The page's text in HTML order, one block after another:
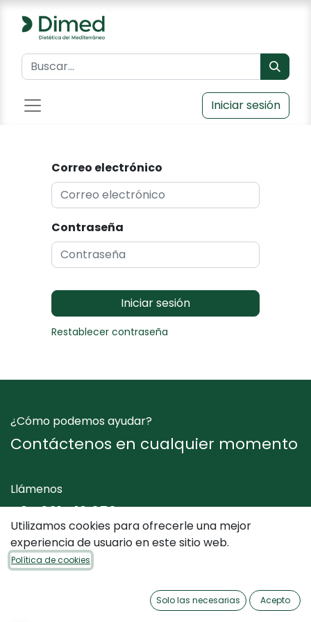
Iniciar sesión
Correo electrónico
Contraseña
Iniciar sesión
Restablecer contraseña
¿Cómo podemos ayudar?
Contáctenos en cualquier momento
Llámenos
+34 961 412 050
Envíenos un mensaje
Utilizamos cookies para ofrecerle una mejor
experiencia de usuario en este sitio web.
Política de cookies
Solo las necesarias Acepto